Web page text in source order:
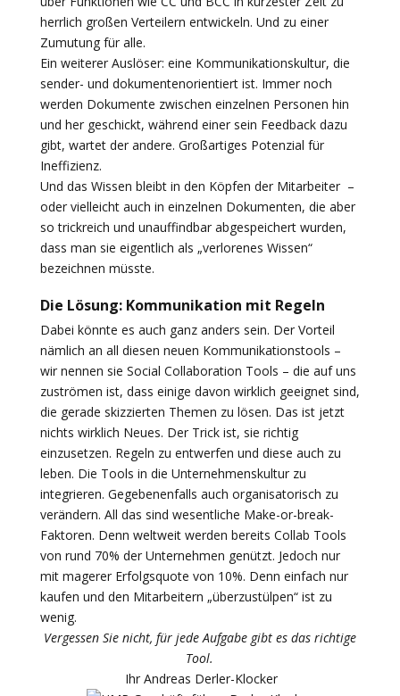
herrlich großen Verteilern entwickeln. Und zu einer
Zumutung für alle.
Ein weiterer Auslöser: eine Kommunikationskultur, die
sender- und dokumentenorientiert ist. Immer noch
werden Dokumente zwischen einzelnen Personen hin
und her geschickt, während einer sein Feedback dazu
gibt, wartet der andere. Großartiges Potenzial für
Ineffizienz.
Und das Wissen bleibt in den Köpfen der Mitarbeiter –
oder vielleicht auch in einzelnen Dokumenten, die aber
so trickreich und unauffindbar abgespeichert wurden,
dass man sie eigentlich als „verlorenes Wissen“
bezeichnen müsste.
Die Lösung: Kommunikation mit Regeln
Dabei könnte es auch ganz anders sein. Der Vorteil
nämlich an all diesen neuen Kommunikationstools –
wir nennen sie Social Collaboration Tools – die auf uns
zuströmen ist, dass einige davon wirklich geeignet sind,
die gerade skizzierten Themen zu lösen. Das ist jetzt
nichts wirklich Neues. Der Trick ist, sie richtig
einzusetzen. Regeln zu entwerfen und diese auch zu
leben. Die Tools in die Unternehmenskultur zu
integrieren. Gegebenenfalls auch organisatorisch zu
verändern. All das sind wesentliche Make-or-break-
Faktoren. Denn weltweit werden bereits Collab Tools
von rund 70% der Unternehmen genützt. Jedoch nur
mit magerer Erfolgsquote von 10%. Denn einfach nur
kaufen und den Mitarbeitern „überzustülpen“ ist zu
wenig.
Vergessen Sie nicht, für jede Aufgabe gibt es das richtige
Tool.
Ihr Andreas Derler-Klocker